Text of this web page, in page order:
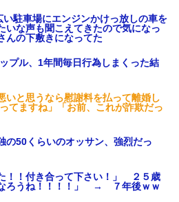
い駐車場にエンジンかけっ放しの車を
いな声も聞こえてきたので気になっ
んの下敷きになってた
プル、1年間毎日行為しまくった結
いと思うなら慰謝料を払って離婚し
てますね」「お前、これが詐欺だっ
の50くらいのオッサン、強烈だっ
！！付き合って下さい！」 ２５歳
ろうね！！！！」 → ７年後ｗｗ